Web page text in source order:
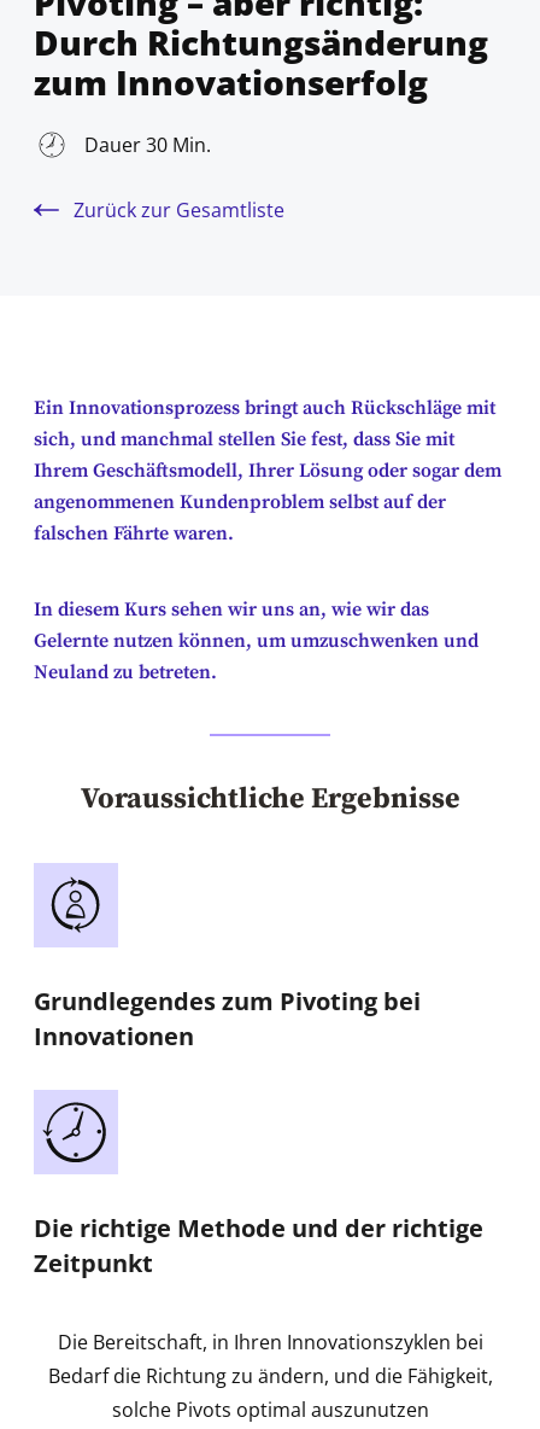
Durch Richtungsänderung
zum Innovationserfolg
Dauer 30 Min.
Zurück zur Gesamtliste
Ein Innovationsprozess bringt auch Rückschläge mit
sich, und manchmal stellen Sie fest, dass Sie mit
Ihrem Geschäftsmodell, Ihrer Lösung oder sogar dem
angenommenen Kundenproblem selbst auf der
falschen Fährte waren.
In diesem Kurs sehen wir uns an, wie wir das
Gelernte nutzen können, um umzuschwenken und
Neuland zu betreten.
Voraussichtliche Ergebnisse
Grundlegendes zum Pivoting bei
Innovationen
Die richtige Methode und der richtige
Zeitpunkt
Die Bereitschaft, in Ihren Innovationszyklen bei
Bedarf die Richtung zu ändern, und die Fähigkeit,
solche Pivots optimal auszunutzen